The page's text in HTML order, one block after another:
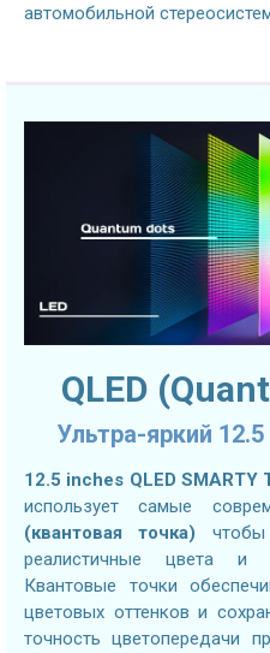
автомобильной
QLED
Ультра-яркий
12.5 inches QLED SMARTY
использует самые
(квантовая точка) чтобы
реалистичные цвета и
Квантовые точки
цветовых оттенков и
точность цветопередачи